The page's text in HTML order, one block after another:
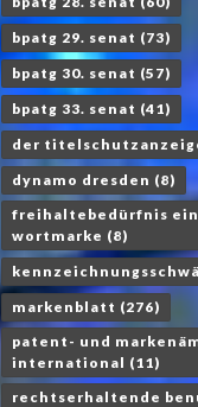
bpatg 29. senat (73)
bpatg 30. senat (57)
bpatg 33. senat (41)
der
dynamo dresden (8)
freihaltebedürfnis
wortmarke (8)
markenblatt (276)
patent- und
international (11)
rechtserhaltende